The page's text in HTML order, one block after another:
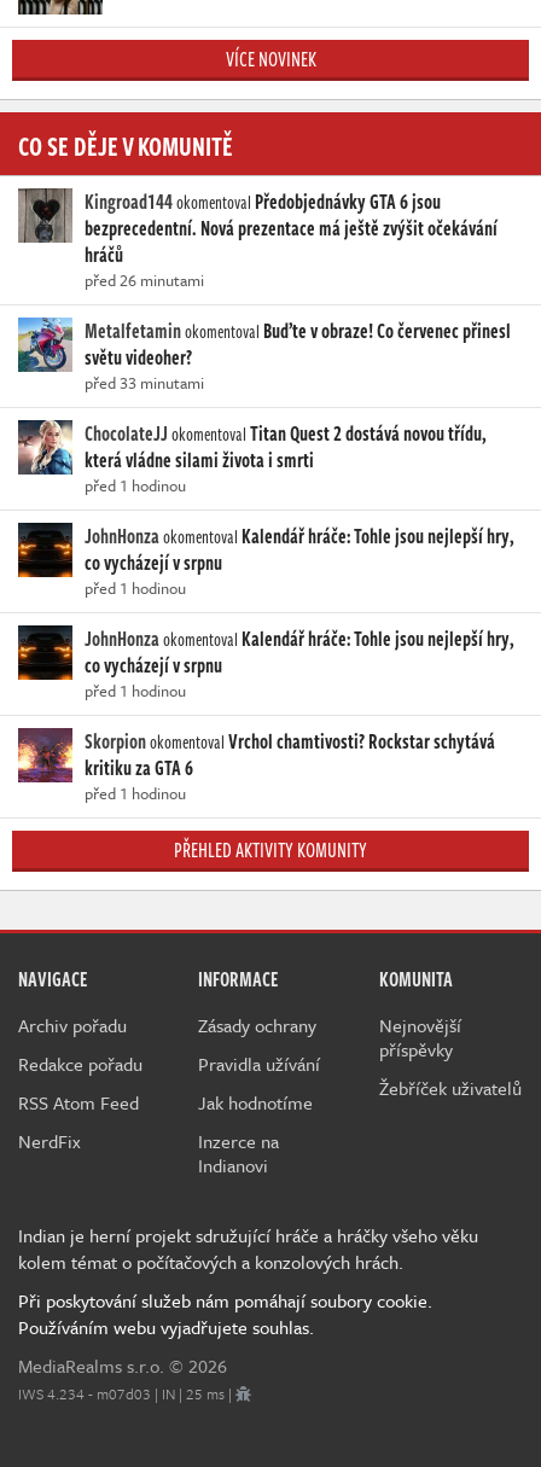
VÍCE NOVINEK
CO SE DĚJE V KOMUNITĚ
Kingroad144okomentoval Předobjednávky GTA 6 jsou
bezprecedentní. Nová prezentace má ještě zvýšit očekávání
hráčů
před 26 minutami
Metalfetaminokomentoval Buďte v obraze! Co červenec přinesl
světu videoher?
před 33 minutami
ChocolateJJokomentovalTitan Quest 2 dostává novou třídu,
která vládne silami života i smrti
před 1 hodinou
JohnHonzaokomentoval Kalendář hráče: Tohle jsou nejlepší hry,
co vycházejí v srpnu
před 1 hodinou
JohnHonzaokomentoval Kalendář hráče: Tohle jsou nejlepší hry,
co vycházejí v srpnu
před 1 hodinou
SkorpionokomentovalVrchol chamtivosti? Rockstar schytává
kritiku za GTA 6
před 1 hodinou
PŘEHLED AKTIVITY KOMUNITY
NAVIGACE
Archiv pořadu
Redakce pořadu
RSS Atom Feed
NerdFix
INFORMACE
Zásady ochrany
Pravidla užívání
Jak hodnotíme
Inzerce na
Indianovi
KOMUNITA
Nejnovější
příspěvky
Žebříček uživatelů
Indian je herní projekt sdružující hráče a hráčky všeho věku
kolem témat o počítačových a konzolových hrách.
Při poskytování služeb nám pomáhají soubory cookie.
Používáním webu vyjadřujete souhlas.
MediaRealms s.r.o. © 2026
IWS 4.234 - m07d03 | IN | 25 ms |